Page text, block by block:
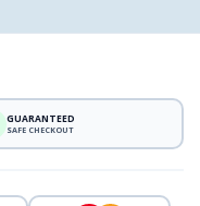
GUARANTEED
SAFE CHECKOUT